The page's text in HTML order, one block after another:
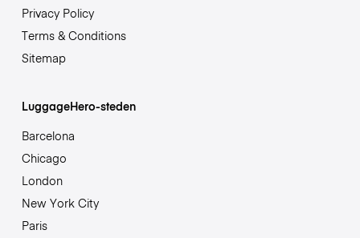
Privacy Policy
Terms & Conditions
Sitemap
LuggageHero-steden
Barcelona
Chicago
London
New York City
Paris